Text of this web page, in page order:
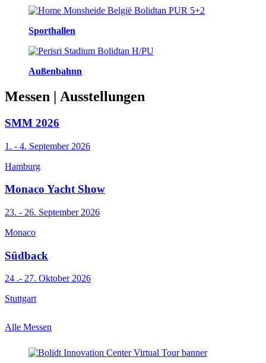
Sporthallen
Außenbahnn
Messen | Ausstellungen
SMM 2026
1. - 4. September 2026
Hamburg
Monaco Yacht Show
23. - 26. September 2026
Monaco
Südback
24 .- 27. Oktober 2026
Stuttgart
Alle Messen